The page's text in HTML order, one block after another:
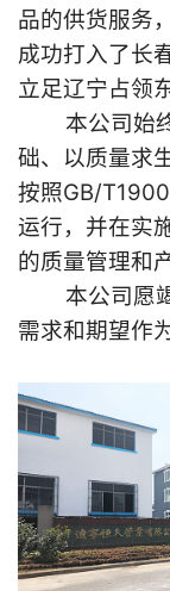
品的供货服务
成功打入了长
立足辽宁占领
本公司始终
础、以质量求
按照GB/
运行，并在实
的质量管理和
本公司愿竭
需求和期望作